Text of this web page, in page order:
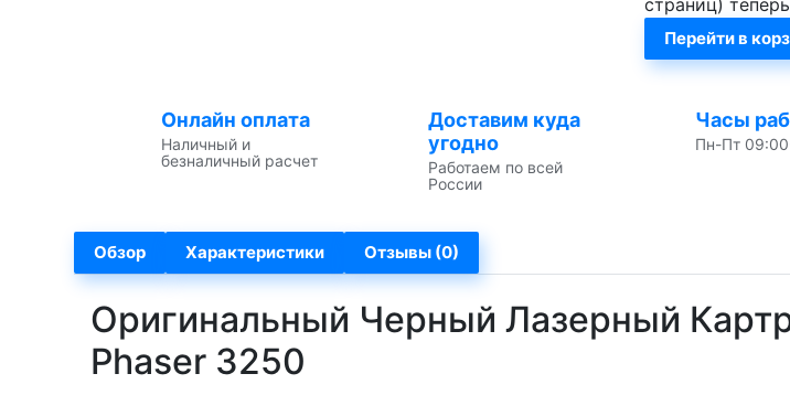
страниц)
Перейти в
Онлайн оплата
Наличный и
безналичный расчет
Доставим куда
угодно
Работаем по всей
России
Часы
Пн-Пт
Обзор Характеристики Отзывы (0)
Оригинальный Черный Лазерный
Phaser 3250